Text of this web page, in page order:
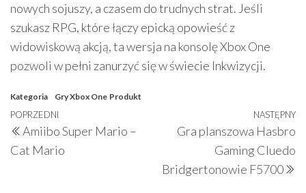
nowych sojuszy, a czasem do trudnych strat. Jeśli
szukasz RPG, które łączy epicką opowieść z
widowiskową akcją, ta wersja na konsolę Xbox One
pozwoli w pełni zanurzyć się w świecie Inkwizycji.
Kategoria Gry Xbox One Produkt
Nawigacja
wpisu
Poprzedni
wpis
POPRZEDNI
Amiibo Super Mario –
Cat Mario
NASTĘPNY
Gra planszowa Hasbro
Gaming Cluedo
Bridgertonowie F5700